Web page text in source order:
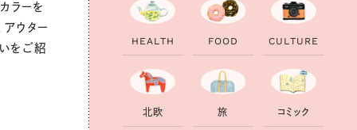
ラーを
ウター
をご紹
H EALTH FOOD CU LTU RE
北欧 旅 コ ミ ック